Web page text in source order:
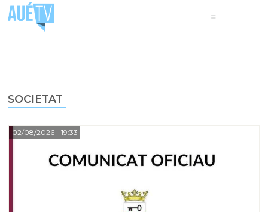
SOCIETAT
02/08/2026- 19:33